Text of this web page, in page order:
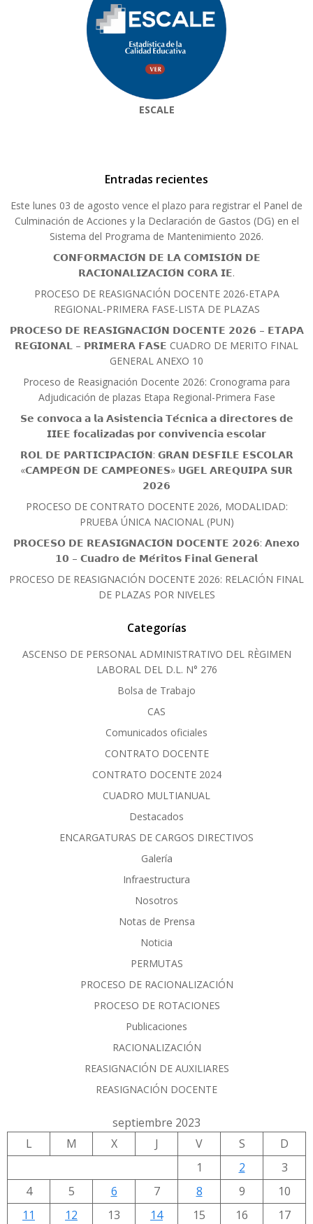
ESCALE
Entradas recientes
Este lunes 03 de agosto vence el plazo para registrar el Panel de
Culminación de Acciones y la Declaración de Gastos (DG) en el
Sistema del Programa de Mantenimiento 2026.
𝗖𝗢𝗡𝗙𝗢𝗥𝗠𝗔𝗖𝗜𝗢́𝗡 𝗗𝗘 𝗟𝗔 𝗖𝗢𝗠𝗜𝗦𝗜𝗢́𝗡 𝗗𝗘
𝗥𝗔𝗖𝗜𝗢𝗡𝗔𝗟𝗜𝗭𝗔𝗖𝗜𝗢́𝗡 𝗖𝗢𝗥𝗔 𝗜𝗘.
PROCESO DE REASIGNACIÓN DOCENTE 2026-ETAPA
REGIONAL-PRIMERA FASE-LISTA DE PLAZAS
𝗣𝗥𝗢𝗖𝗘𝗦𝗢 𝗗𝗘 𝗥𝗘𝗔𝗦𝗜𝗚𝗡𝗔𝗖𝗜𝗢́𝗡 𝗗𝗢𝗖𝗘𝗡𝗧𝗘 𝟮𝟬𝟮𝟲 – 𝗘𝗧𝗔𝗣𝗔
𝗥𝗘𝗚𝗜𝗢𝗡𝗔𝗟 – 𝗣𝗥𝗜𝗠𝗘𝗥𝗔 𝗙𝗔𝗦𝗘 CUADRO DE MERITO FINAL
GENERAL ANEXO 10
Proceso de Reasignación Docente 2026: Cronograma para
Adjudicación de plazas Etapa Regional-Primera Fase
𝗦𝗲 𝗰𝗼𝗻𝘃𝗼𝗰𝗮 𝗮 𝗹𝗮 𝗔𝘀𝗶𝘀𝘁𝗲𝗻𝗰𝗶𝗮 𝗧𝗲́𝗰𝗻𝗶𝗰𝗮 𝗮 𝗱𝗶𝗿𝗲𝗰𝘁𝗼𝗿𝗲𝘀 𝗱𝗲
𝗜𝗜𝗘𝗘 𝗳𝗼𝗰𝗮𝗹𝗶𝘇𝗮𝗱𝗮𝘀 𝗽𝗼𝗿 𝗰𝗼𝗻𝘃𝗶𝘃𝗲𝗻𝗰𝗶𝗮 𝗲𝘀𝗰𝗼𝗹𝗮𝗿
𝗥𝗢𝗟 𝗗𝗘 𝗣𝗔𝗥𝗧𝗜𝗖𝗜𝗣𝗔𝗖𝗜𝗢́𝗡: 𝗚𝗥𝗔𝗡 𝗗𝗘𝗦𝗙𝗜𝗟𝗘 𝗘𝗦𝗖𝗢𝗟𝗔𝗥
«𝗖𝗔𝗠𝗣𝗘𝗢́𝗡 𝗗𝗘 𝗖𝗔𝗠𝗣𝗘𝗢𝗡𝗘𝗦» 𝗨𝗚𝗘𝗟 𝗔𝗥𝗘𝗤𝗨𝗜𝗣𝗔 𝗦𝗨𝗥
𝟮𝟬𝟮𝟲
PROCESO DE CONTRATO DOCENTE 2026, MODALIDAD:
PRUEBA ÚNICA NACIONAL (PUN)
𝗣𝗥𝗢𝗖𝗘𝗦𝗢 𝗗𝗘 𝗥𝗘𝗔𝗦𝗜𝗚𝗡𝗔𝗖𝗜𝗢́𝗡 𝗗𝗢𝗖𝗘𝗡𝗧𝗘 𝟮𝟬𝟮𝟲: 𝗔𝗻𝗲𝘅𝗼
𝟭𝟬 – 𝗖𝘂𝗮𝗱𝗿𝗼 𝗱𝗲 𝗠𝗲́𝗿𝗶𝘁𝗼𝘀 𝗙𝗶𝗻𝗮𝗹 𝗚𝗲𝗻𝗲𝗿𝗮𝗹
PROCESO DE REASIGNACIÓN DOCENTE 2026: RELACIÓN FINAL
DE PLAZAS POR NIVELES
Categorías
ASCENSO DE PERSONAL ADMINISTRATIVO DEL RÈGIMEN
LABORAL DEL D.L. N° 276
Bolsa de Trabajo
CAS
Comunicados oficiales
CONTRATO DOCENTE
CONTRATO DOCENTE 2024
CUADRO MULTIANUAL
Destacados
ENCARGATURAS DE CARGOS DIRECTIVOS
Galería
Infraestructura
Nosotros
Notas de Prensa
Noticia
PERMUTAS
PROCESO DE RACIONALIZACIÓN
PROCESO DE ROTACIONES
Publicaciones
RACIONALIZACIÓN
REASIGNACIÓN DE AUXILIARES
REASIGNACIÓN DOCENTE
septiembre 2023
L
M X J V S
D
1
2
3
4
5 6 7 8 9
10
11
12 13 14 15 16 17